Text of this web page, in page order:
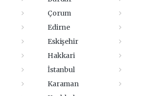
Çorum
Edirne
Eskişehir
Hakkari
İstanbul
Karaman